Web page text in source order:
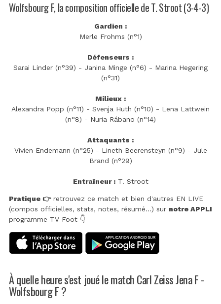
Wolfsbourg F, la composition officielle de T. Stroot (3-4-3)
Gardien :
Merle Frohms (n°1)
Défenseurs :
Sarai Linder (n°39) - Janina Minge (n°6) - Marina Hegering
(n°31)
Milieux :
Alexandra Popp (n°11) - Svenja Huth (n°10) - Lena Lattwein
(n°8) - Nuria Rábano (n°14)
Attaquants :
Vivien Endemann (n°25) - Lineth Beerensteyn (n°9) - Jule
Brand (n°29)
Entraîneur :T. Stroot
Pratique 👉retrouvez ce match et bien d'autres EN LIVE
(compos officielles, stats, notes, résumé...) sur notre APPLI
programme TV Foot 👇
À quelle heure s'est joué le match Carl Zeiss Jena F -
Wolfsbourg F ?